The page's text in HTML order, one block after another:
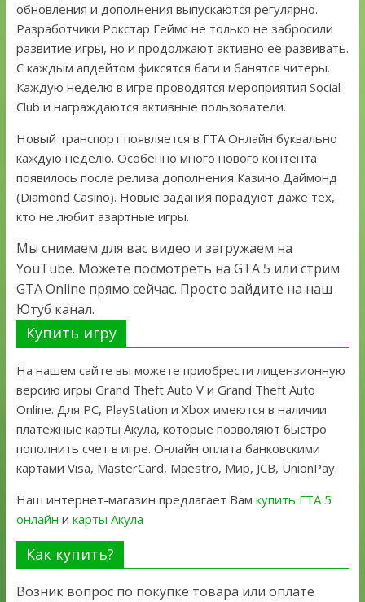
обновления и дополнения выпускаются регулярно.
Разработчики Рокстар Геймс не только не забросили
развитие игры, но и продолжают активно её развивать.
С каждым апдейтом фиксятся баги и банятся читеры.
Каждую неделю в игре проводятся мероприятия Social
Club и награждаются активные пользователи.
Новый транспорт появляется в ГТА Онлайн буквально
каждую неделю. Особенно много нового контента
появилось после релиза дополнения Казино Даймонд
(Diamond Casino). Новые задания порадуют даже тех,
кто не любит азартные игры.
Мы снимаем для вас видео и загружаем на
YouTube. Можете посмотреть на GTA 5 или стрим
GTA Online прямо сейчас. Просто зайдите на наш
Ютуб канал.
Купить игру
На нашем сайте вы можете приобрести лицензионную
версию игры Grand Theft Auto V и Grand Theft Auto
Online. Для PC, PlayStation и Xbox имеются в наличии
платежные карты Акула, которые позволяют быстро
пополнить счет в игре. Онлайн оплата банковскими
картами Visa, MasterCard, Maestro, Мир, JCB, UnionPay.
Наш интернет-магазин предлагает Вам купить ГТА 5
онлайн и карты Акула
Как купить?
Возник вопрос по покупке товара или оплате